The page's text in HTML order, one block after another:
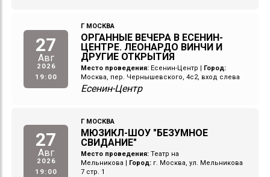
27
Авг
2026
19:00
Г МОСКВА
ОРГАННЫЕ ВЕЧЕРА В ЕСЕНИН-
ЦЕНТРЕ. ЛЕОНАРДО ВИНЧИ И
ДРУГИЕ ОТКРЫТИЯ
Место проведения: Есенин-Центр
Город:
Москва, пер. Чернышевского, 4с2, вход слева
Есенин-Центр
27
Авг
2026
19:00
Г МОСКВА
МЮЗИКЛ-ШОУ "БЕЗУМНОЕ
СВИДАНИЕ"
Место проведения: Театр на
Мельникова
Город: г. Москва, ул. Мельникова
7 стр. 1